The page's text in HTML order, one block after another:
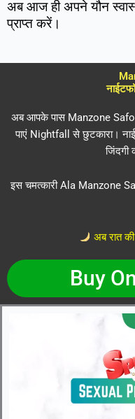
अब आज ही अपने यौन
प्राप्त करें।
अब आपके पास Manzone
पाएं Nightfall से छुटकारा।
जिंदगी
इस चमत्कारी Ala Manzone
अब रात की
Buy